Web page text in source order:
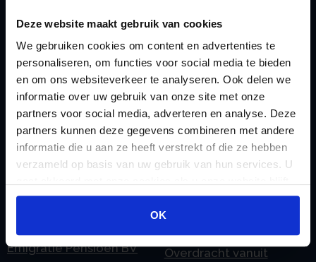
Deze website maakt gebruik van cookies
We gebruiken cookies om content en advertenties te
personaliseren, om functies voor social media te bieden
en om ons websiteverkeer te analyseren. Ook delen we
informatie over uw gebruik van onze site met onze
partners voor social media, adverteren en analyse. Deze
partners kunnen deze gegevens combineren met andere
informatie die u aan ze heeft verstrekt of die ze hebben
verzameld op basis van uw gebruik van hun services. U
gebruiken.
OK
Checklist IB 2023 (Word)
Checklist IB 2024 (PDF)
Checklist IB 2024 (Word)
Checklist IB 2025 (PDF)
Checklist IB 2025 (Word)
Contact
Emigratie Pensioen BV
Mogelijkheden
ODV BV
Ontbinden Stamrecht
Onzakelijke lening
Stamrecht BV
Oprichten BV door
Overdracht vanuit